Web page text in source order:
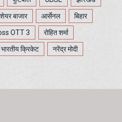
शेयर बाजार आर्सेनल बिहार
OTT 3 रोहित शर्मा
भारतीय क्रिकेट नरेंद्र मोदी